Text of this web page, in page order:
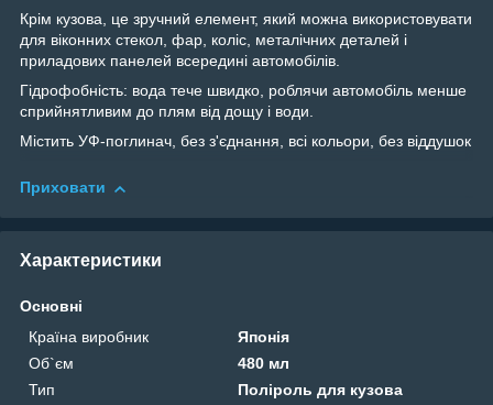
Крім кузова, це зручний елемент, який можна використовувати
для віконних стекол, фар, коліс, металічних деталей і
приладових панелей всередині автомобілів.
Гідрофобність: вода тече швидко, роблячи автомобіль менше
сприйнятливим до плям від дощу і води.
Містить УФ-поглинач, без з'єднання, всі кольори, без віддушок
Приховати
Характеристики
Основні
Країна виробник
Японія
Об`єм
480 мл
Тип
Поліроль для кузова